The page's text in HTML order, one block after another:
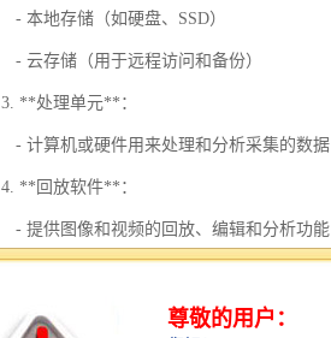
- 本地存储（如硬盘、SSD）
- 云存储（用于远程访问和备份）
3. **处理单元**：
- 计算机或硬件用来处理和分析采集的数据
4. **回放软件**：
- 提供图像和视频的回放、编辑和分析功能
1. **量影像采集**：